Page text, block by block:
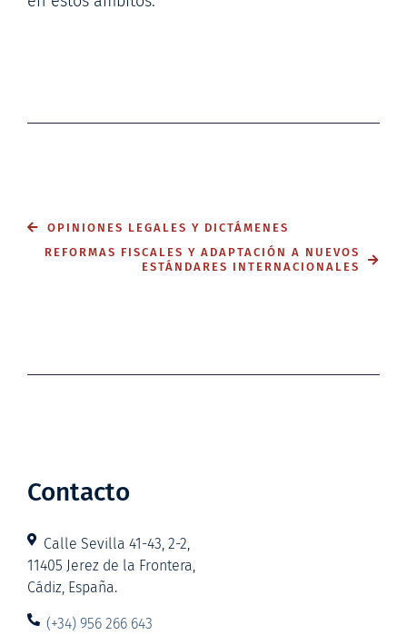
OPINIONES LEGALES Y DICTÁMENES
REFORMAS FISCALES Y ADAPTACIÓN A NUEVOS
ESTÁNDARES INTERNACIONALES
Contacto
Calle Sevilla 41-43, 2-2,
11405 Jerez de la Frontera,
Cádiz, España.
(+34) 956 266 643